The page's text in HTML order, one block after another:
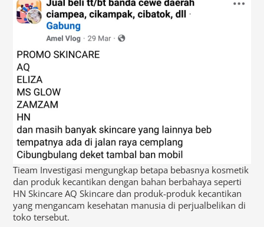
Tieam Investigasi mengungkap betapa bebasnya kosmetik
dan produk kecantikan dengan bahan berbahaya seperti
HN Skincare AQ Skincare dan produk-produk kecantikan
yang mengancam kesehatan manusia di perjualbelikan di
toko tersebut.